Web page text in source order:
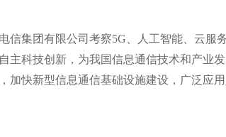
信集团有限公司考察5G、人工智能、云服
主科技创新，为我国信息通信技术和产业
加快新型信息通信基础设施建设，广泛应